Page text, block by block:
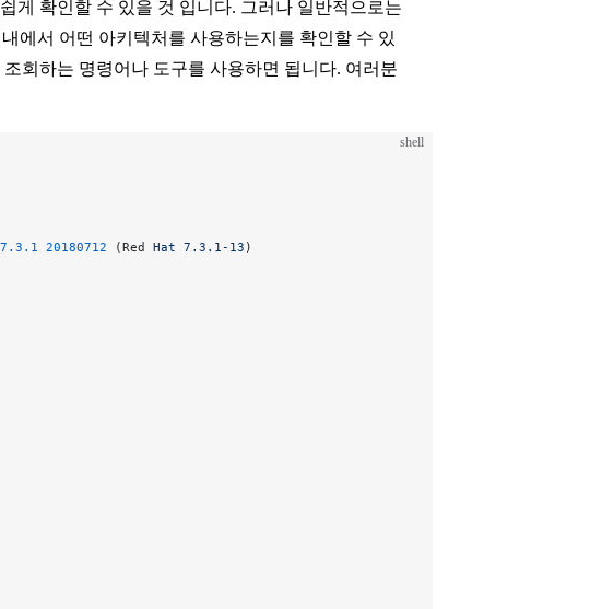
게 확인할 수 있을 것 입니다. 그러나 일반적으로는
에서 어떤 아키텍처를 사용하는지를 확인할 수 있
회하는 명령어나 도구를 사용하면 됩니다. 여러분
shell
7.3.1 20180712 (Red Hat 7.3.1-13 )